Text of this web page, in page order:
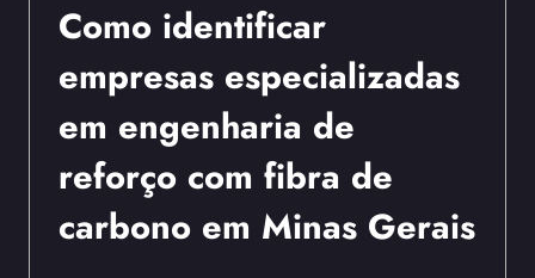
Como identificar
empresas especializadas
em engenharia de
reforço com fibra de
carbono em Minas Gerais